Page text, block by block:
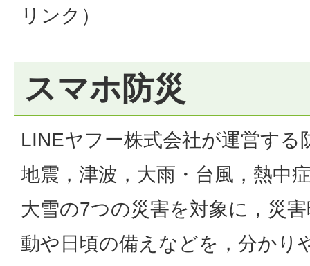
リンク）
スマホ防災
LINEヤフー株式会社が運営する
地震，津波，大雨・台風，熱中
大雪の7つの災害を対象に，災
動や日頃の備えなどを，分かり